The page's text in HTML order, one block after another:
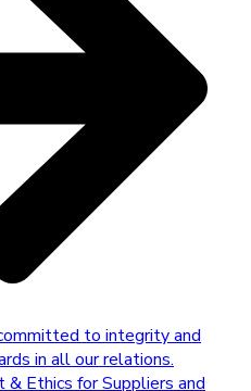
to integrity and
in all our relations.
& Ethics for Suppliers and